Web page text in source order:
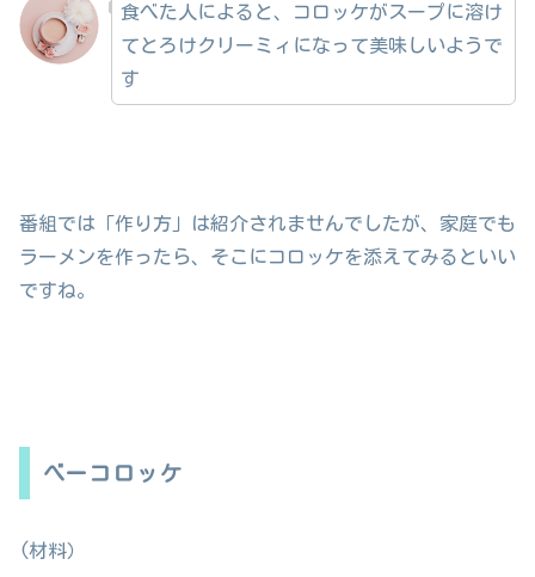
食べた人によると、コロッケがスープに溶け
てとろけクリーミィになって美味しいようで
す
番組では「作り方」は紹介されませんでしたが、家庭でも
ラーメンを作ったら、そこにコロッケを添えてみるといい
ですね。
べーコロッケ
(材料）